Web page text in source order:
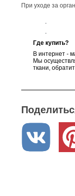
При уходе за
·
·
Где купить?
В интернет -
Мы
ткани,